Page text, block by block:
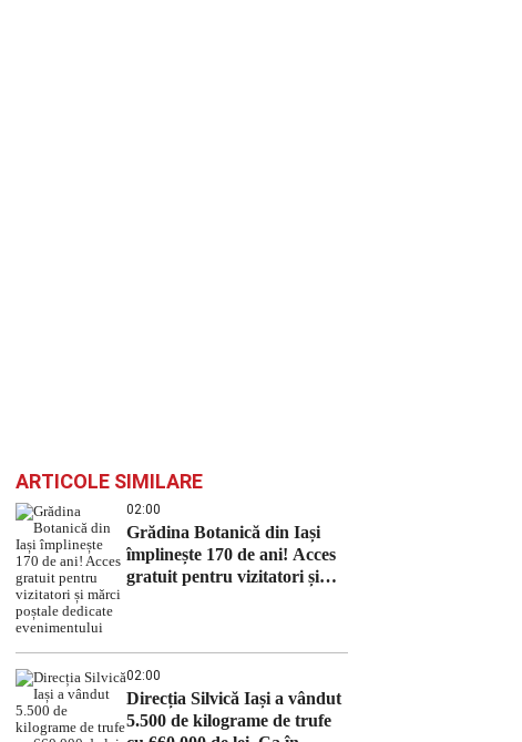
ARTICOLE SIMILARE
02:00
Grădina Botanică din Iași
împlinește 170 de ani! Acces
gratuit pentru vizitatori și
02:00
Direcția Silvică Iași a vândut
5.500 de kilograme de trufe